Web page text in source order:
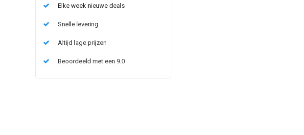
Elke week nieuwe deals
Snelle levering
Altijd lage prijzen
Beoordeeld met een 9.0